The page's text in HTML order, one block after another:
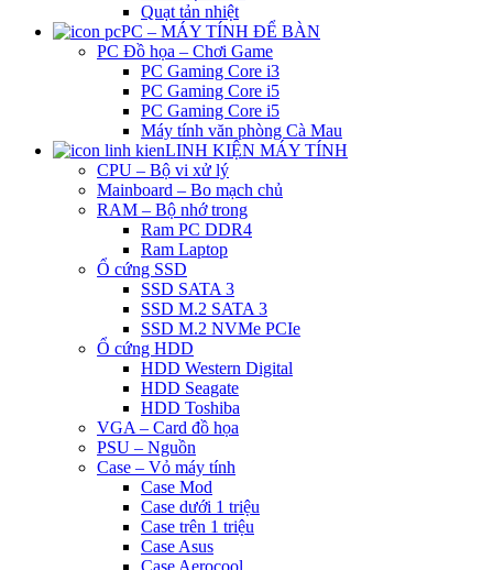
Quạt tản nhiệt
PC – MÁY TÍNH ĐỂ BÀN
PC Đồ họa – Chơi Game
PC Gaming Core i3
PC Gaming Core i5
PC Gaming Core i5
Máy tính văn phòng Cà Mau
LINH KIỆN MÁY TÍNH
CPU – Bộ vi xử lý
Mainboard – Bo mạch chủ
RAM – Bộ nhớ trong
Ram PC DDR4
Ram Laptop
Ổ cứng SSD
SSD SATA 3
SSD M.2 SATA 3
SSD M.2 NVMe PCIe
Ổ cứng HDD
HDD Western Digital
HDD Seagate
HDD Toshiba
VGA – Card đồ họa
PSU – Nguồn
Case – Vỏ máy tính
Case Mod
Case dưới 1 triệu
Case trên 1 triệu
Case Asus
Case Aerocool